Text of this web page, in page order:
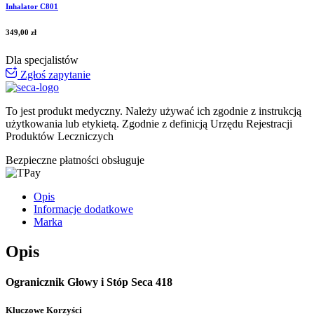
Inhalator C801
349,00 zł
Dla specjalistów
Zgłoś zapytanie
To jest produkt medyczny. Należy używać ich zgodnie z instrukcją
użytkowania lub etykietą. Zgodnie z definicją Urzędu Rejestracji
Produktów Leczniczych
Bezpieczne płatności obsługuje
Opis
Informacje dodatkowe
Marka
Opis
Ogranicznik Głowy i Stóp Seca 418
Kluczowe Korzyści